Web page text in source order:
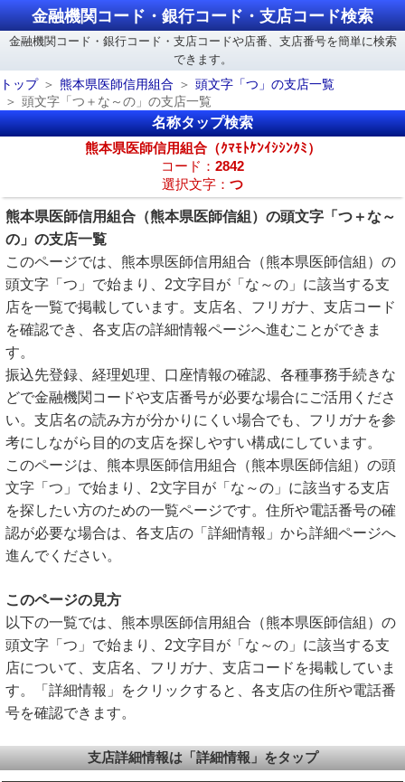
金融機関コード・銀行コード・支店コード検索
金融機関コード・銀行コード・支店コードや店番、支店番号を簡単に検索
できます。
トップ
熊本県医師信用組合
頭文字「つ」の支店一覧
頭文字「つ＋な～の」の支店一覧
名称タップ検索
熊本県医師信用組合（ｸﾏﾓﾄｹﾝｲｼｼﾝｸﾐ）
コード： 2842
選択文字： つ
熊本県医師信用組合（熊本県医師信組）の頭文字「つ＋な～
の」の支店一覧
このページでは、熊本県医師信用組合（熊本県医師信組）の
頭文字「つ」で始まり、2文字目が「な～の」に該当する支
店を一覧で掲載しています。支店名、フリガナ、支店コード
を確認でき、各支店の詳細情報ページへ進むことができま
す。
振込先登録、経理処理、口座情報の確認、各種事務手続きな
どで金融機関コードや支店番号が必要な場合にご活用くださ
い。支店名の読み方が分かりにくい場合でも、フリガナを参
考にしながら目的の支店を探しやすい構成にしています。
このページは、熊本県医師信用組合（熊本県医師信組）の頭
文字「つ」で始まり、2文字目が「な～の」に該当する支店
を探したい方のための一覧ページです。住所や電話番号の確
認が必要な場合は、各支店の「詳細情報」から詳細ページへ
進んでください。
このページの見方
以下の一覧では、熊本県医師信用組合（熊本県医師信組）の
頭文字「つ」で始まり、2文字目が「な～の」に該当する支
店について、支店名、フリガナ、支店コードを掲載していま
す。「詳細情報」をクリックすると、各支店の住所や電話番
号を確認できます。
支店詳細情報は「詳細情報」をタップ